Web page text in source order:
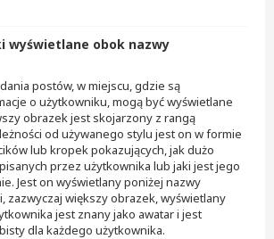
wyświetlane obok nazwy
postów, w miejscu, gdzie są
o użytkowniku, mogą być wyświetlane
obrazek jest skojarzony z rangą
od używanego stylu jest on w formie
lub kropek pokazujących, jak dużo
przez użytkownika lub jaki jest jego
Jest on wyświetlany poniżej nazwy
zazwyczaj większy obrazek, wyświetlany
jest znany jako awatar i jest
dla każdego użytkownika.